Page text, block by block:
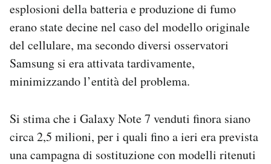
esplosioni della batteria e produzione di fumo
erano state decine nel caso del modello originale
del cellulare, ma secondo diversi osservatori
Samsung si era attivata tardivamente,
minimizzando l’entità del problema.
Si stima che i Galaxy Note 7 venduti finora siano
circa 2,5 milioni, per i quali fino a ieri era prevista
una campagna di sostituzione con modelli ritenuti